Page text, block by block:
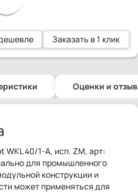
Заказать в 1 клик
Оценки и
WKL 40/1-A, исп. ZM, арт:
для промышленного
конструкции и
может применяться для